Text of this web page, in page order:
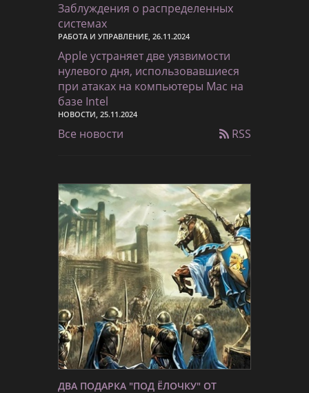
Заблуждения о распределенных
системах
РАБОТА И УПРАВЛЕНИЕ, 26.11.2024
Apple устраняет две уязвимости
нулевого дня, использовавшиеся
при атаках на компьютеры Mac на
базе Intel
НОВОСТИ, 25.11.2024
Все новости RSS
ДВА ПОДАРКА "ПОД ЁЛОЧКУ" ОТ